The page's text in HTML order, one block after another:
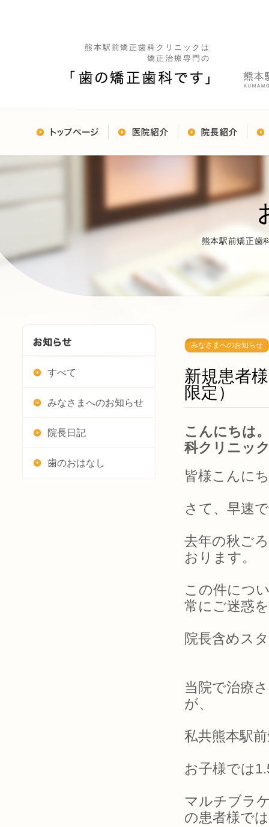
熊本駅前矯正歯科クリニックは
矯正治療専門の
熊本駅前矯正歯
すべて
みなさまへのお知らせ
院長日記
歯のおはなし
みなさまへのお知らせ
新規患者
限定）
こんにちは
科クリニッ
皆様こんに
さて、早速
去年の秋ご
おります。
この件につ
常にご迷惑
院長含めス
当院で治療
が、
私共熊本駅
お子様では
マルチブラ
の患者様では